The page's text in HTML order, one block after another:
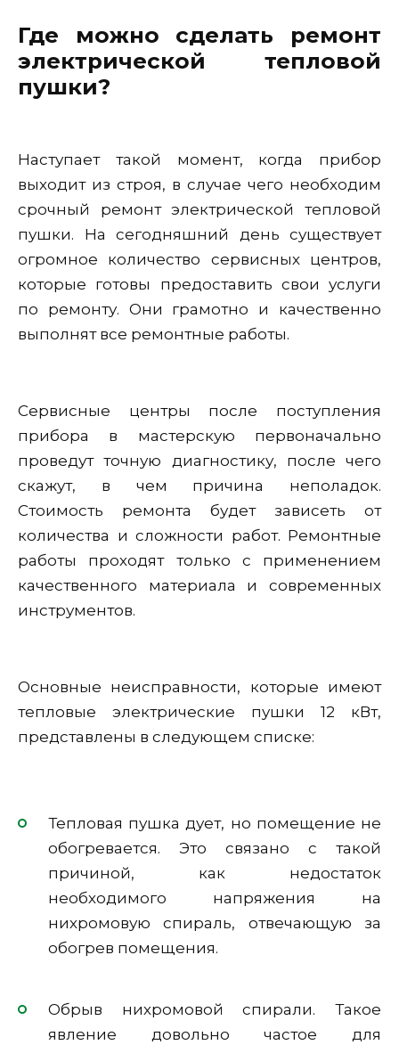
Где можно сделать ремонт
электрической тепловой
пушки?
Наступает такой момент, когда прибор
выходит из строя, в случае чего необходим
срочный ремонт электрической тепловой
пушки. На сегодняшний день существует
огромное количество сервисных центров,
которые готовы предоставить свои услуги
по ремонту. Они грамотно и качественно
выполнят все ремонтные работы.
Сервисные центры после поступления
прибора в мастерскую первоначально
проведут точную диагностику, после чего
скажут, в чем причина неполадок.
Стоимость ремонта будет зависеть от
количества и сложности работ. Ремонтные
работы проходят только с применением
качественного материала и современных
инструментов.
Основные неисправности, которые имеют
тепловые электрические пушки 12 кВт,
представлены в следующем списке:
Тепловая пушка дует, но помещение не
обогревается. Это связано с такой
причиной, как недостаток
необходимого напряжения на
нихромовую спираль, отвечающую за
обогрев помещения.
Обрыв нихромовой спирали. Такое
явление довольно частое для